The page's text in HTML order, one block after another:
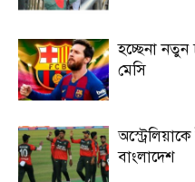
হচ্ছেনা নতুন
মেসি
বাংলাদেশ